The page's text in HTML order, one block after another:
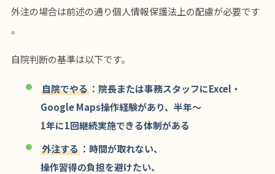
外注の場合は前述の通り個人情報保護法上の配慮が必要です
。
自院判断の基準は以下です。
自院でやる ：院長または事務スタッフにExcel・
Google Maps操作経験があり、半年〜
1年に1回継続実施できる体制がある
外注する ：時間が取れない、
操作習得の負担を避けたい、